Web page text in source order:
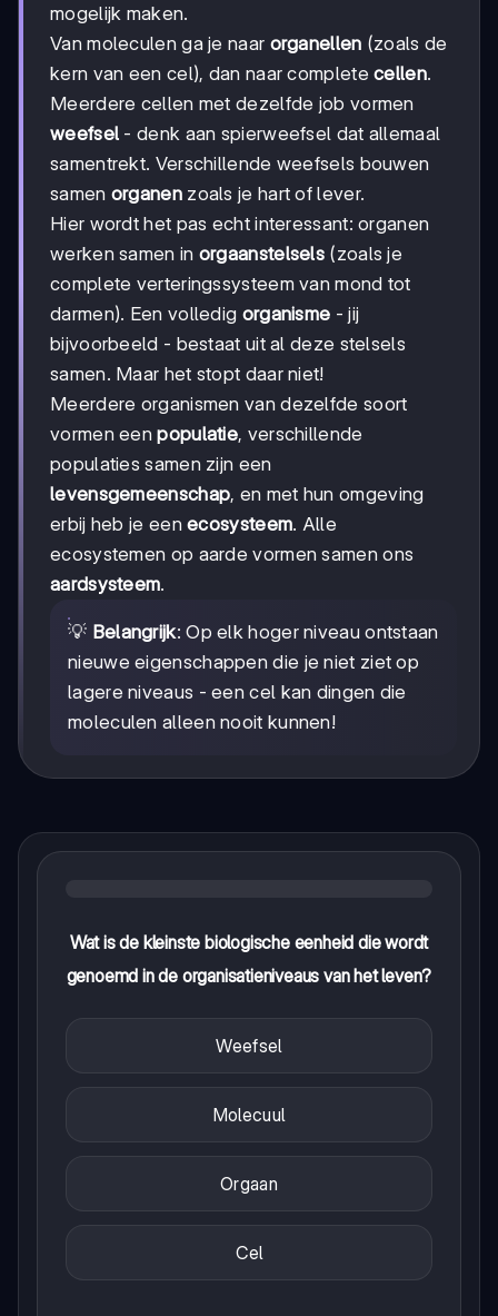
mogelijk maken.
Van moleculen ga je naar organellen (zoals de
kern van een cel), dan naar completecellen.
Meerdere cellen met dezelfde job vormen
weefsel - denk aan spierweefsel dat allemaal
samentrekt. Verschillende weefsels bouwen
samen organenzoals je hart of lever.
Hier wordt het pas echt interessant: organen
werken samen in orgaanstelsels (zoals je
complete verteringssysteem van mond tot
darmen). Een volledig organisme - jij
bijvoorbeeld - bestaat uit al deze stelsels
samen. Maar het stopt daar niet!
Meerdere organismen van dezelfde soort
vormen eenpopulatie, verschillende
populaties samen zijn een
levensgemeenschap, en met hun omgeving
erbij heb je eenecosysteem. Alle
ecosystemen op aarde vormen samen ons
aardsysteem.
💡 Belangrijk: Op elk hoger niveau ontstaan
nieuwe eigenschappen die je niet ziet op
lagere niveaus - een cel kan dingen die
moleculen alleen nooit kunnen!
Wat is de kleinste biologische eenheid die wordt
genoemd in de organisatieniveaus van het leven?
Weefsel
Molecuul
Orgaan
Cel